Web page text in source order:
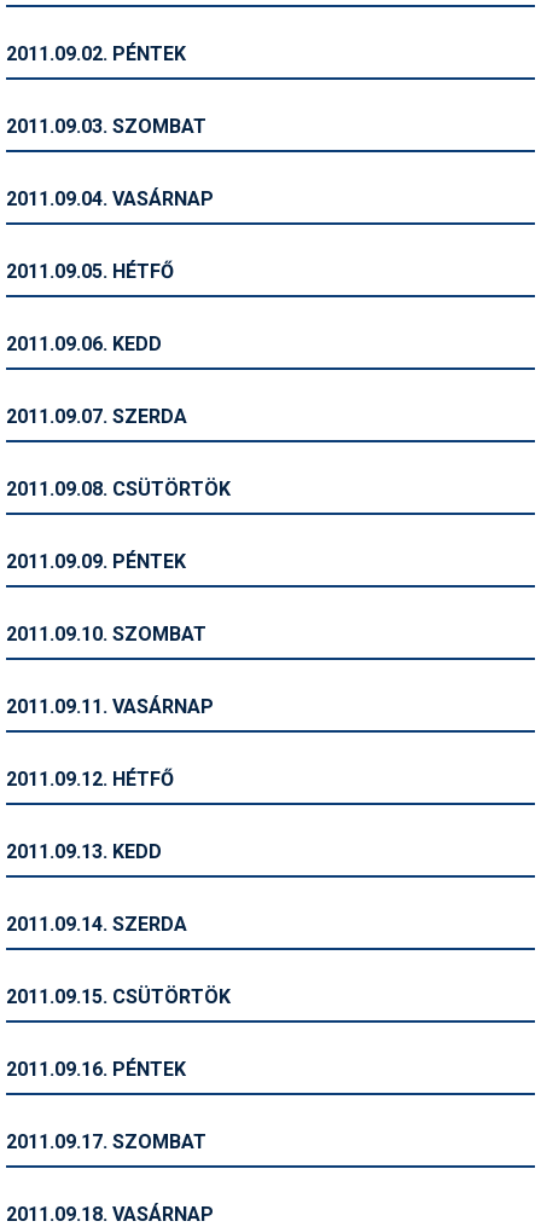
Ingatlan
Kerékpár
Magazinok
Pályázatok
Síbérletárak
Sífelszerelés
Símánia
Síszerviz
2011.09.02. PÉNTEK
2011.09.03. SZOMBAT
2011.09.04. VASÁRNAP
2011.09.05. HÉTFŐ
2011.09.06. KEDD
2011.09.07. SZERDA
2011.09.08. CSÜTÖRTÖK
2011.09.09. PÉNTEK
2011.09.10. SZOMBAT
2011.09.11. VASÁRNAP
2011.09.12. HÉTFŐ
2011.09.13. KEDD
2011.09.14. SZERDA
2011.09.15. CSÜTÖRTÖK
2011.09.16. PÉNTEK
2011.09.17. SZOMBAT
2011.09.18. VASÁRNAP